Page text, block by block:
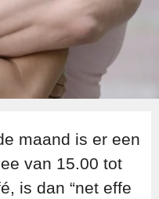
maand is er een
van 15.00 tot
is dan “net effe